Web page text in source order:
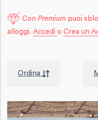
Con Premium puoi
alloggi. Accedi o Crea un
Ordina